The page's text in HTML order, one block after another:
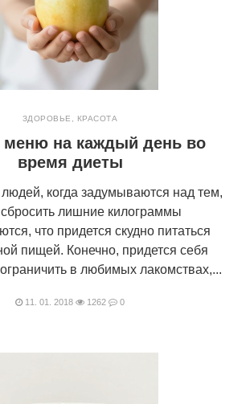
ЗДОРОВЬЕ КРАСОТА
меню на каждый день во
время диеты
когда задумываются над тем,
лишние килограммы
что придется скудно питаться
пищей. Конечно, придется себя
в любимых лакомствах,...
11. 01. 2018 1262 0